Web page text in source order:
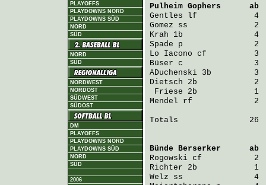
PLAYOFFS
PLAYDOWNS NORD
PLAYDOWNS SÜD
NORD
SÜD
NORD
SÜD
NORDWEST
NORDOST
SÜDWEST
SÜDOST
DM
PLAYOFFS
PLAYDOWNS NORD
PLAYDOWNS SÜD
NORD
SÜD
2006
Pulheim Gophers
ab
Gentles lf            4  0
Gomez ss              2  0
Krah 1b               4
Spade p               2  1
Lo Iacono cf          3
Büser c               3  0
ADuchenski 3b         3
Dietsch 2b            2
Friese 2b            1
Mendel rf             2  0
Totals               26
Bünde Berserker
ab
Rogowski cf           2
Richter 2b            1
Welz ss               4  0